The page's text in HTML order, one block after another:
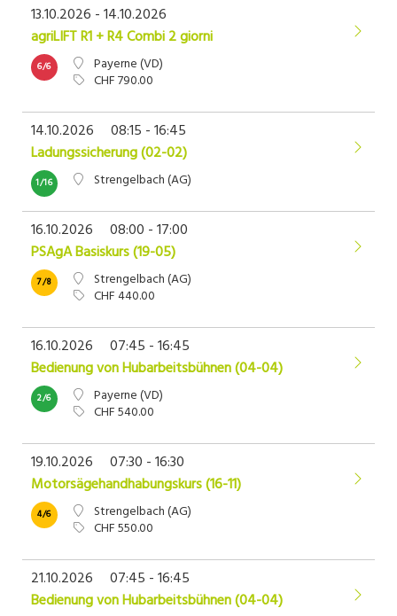
13.10.2026 - 14.10.2026
agriLIFT R1 + R4 Combi 2 giorni
Payerne (VD)
CHF 790.00
6/6
14.10.2026
08:15 - 16:45
Ladungssicherung (02-02)
Strengelbach (AG)
1/16
16.10.2026
08:00 - 17:00
PSAgA Basiskurs (19-05)
Strengelbach (AG)
CHF 440.00
7/8
16.10.2026
07:45 - 16:45
Bedienung von Hubarbeitsbühnen (04-04)
Payerne (VD)
CHF 540.00
2/6
19.10.2026
07:30 - 16:30
Motorsägehandhabungskurs (16-11)
Strengelbach (AG)
CHF 550.00
4/6
21.10.2026
07:45 - 16:45
Bedienung von Hubarbeitsbühnen (04-04)